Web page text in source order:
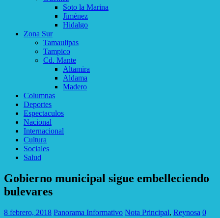
Soto la Marina
Jiménez
Hidalgo
Zona Sur
Tamaulipas
Tampico
Cd. Mante
Altamira
Aldama
Madero
Columnas
Deportes
Espectaculos
Nacional
Internacional
Cultura
Sociales
Salud
Gobierno municipal sigue embelleciendo
bulevares
8 febrero, 2018 Panorama Informativo Nota Principal, Reynosa 0